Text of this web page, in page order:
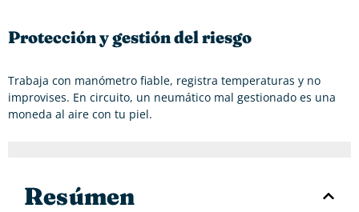
Protección y gestión del riesgo
Trabaja con manómetro fiable, registra temperaturas y no
improvises. En circuito, un neumático mal gestionado es una
moneda al aire con tu piel.
Resúmen